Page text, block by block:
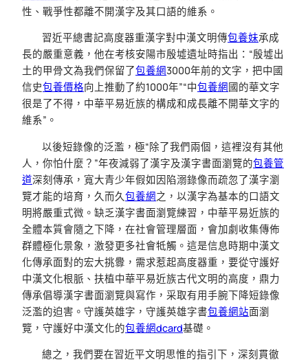
性、戰爭性都離不開漢字及其口語的維系。
習近平總書記高度器重漢字對中漢文明傳包養妹承成
長的嚴重意義，他在考核安陽市殷墟遺址時指出：“殷墟出
土的甲骨文為我們保留了包養網3000年前的文字，把中國
信史包養價格向上推動了約1000年”“中包養網 國的華文字
很是了不得，中華平易近族的構成和成長離不開華文字的
維系”。
以後短錄像的泛濫，極“除了我們兩個，這裡沒有其他
人，你怕什麼？”年夜減弱了漢字及漢字書面瀏覽的包養管
道深刻傳承，寬大青少年假如因陷溺錄像而疏忽了漢字瀏
覽才能的培育，久而久包養網之，以漢字為基本的口語文
明將嚴重式微。缺乏漢字書面瀏覽練習，中華平易近族的
全體本質會隨之下降，在社會管理層面，會加劇收集傳佈
群體極化景象，激發更多社會牴觸。這是信息時期中漢文
化傳承面對的宏大挑釁，需求惹起高度器重，要從守護好
中漢文化根脈、扶植中華平易近族古代文明的高度，鼎力
傳承倡導漢字書面瀏覽與寫作，采取有用手腕下降短錄像
泛濫的迫害。守護英雄字，守護英雄字書包養網站面瀏
覽，守護好中漢文化的包養網dcard基礎。
總之，我們要在習近平文明思惟的指引下，深刻貫徹